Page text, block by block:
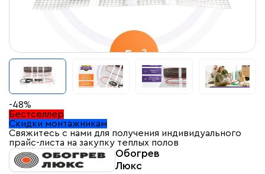
-48%
Бестселлер
Скидки монтажникам
Свяжитесь с нами для получения индивидуального
прайс-листа на закупку теплых полов
Обогрев
Люкс